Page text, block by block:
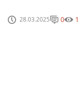
28.03.2025 0